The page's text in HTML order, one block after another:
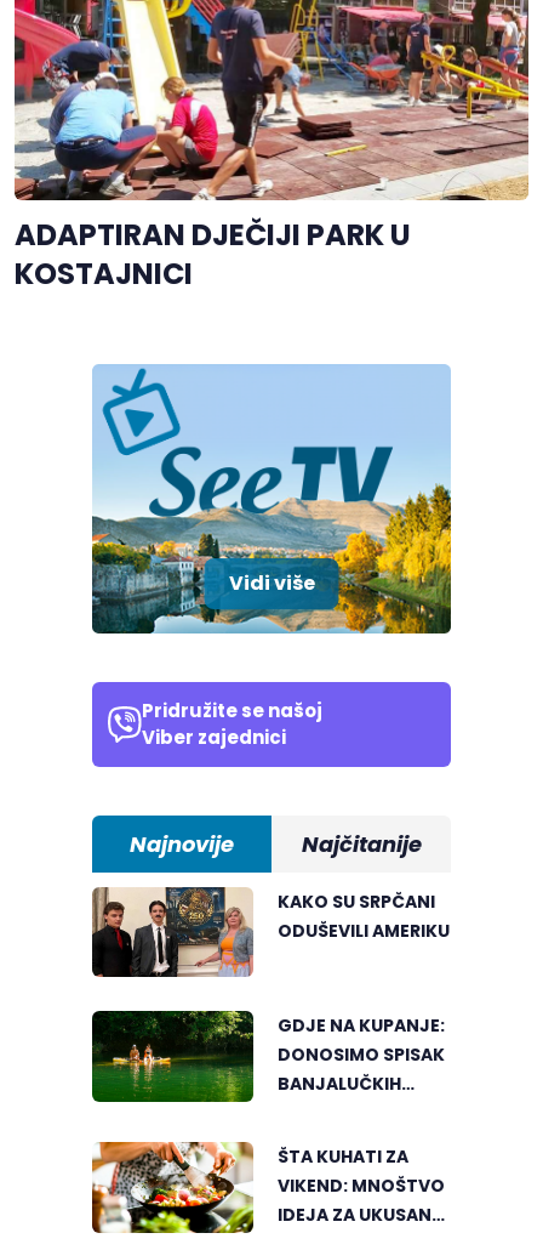
ADAPTIRAN DJEČIJI PARK U
KOSTAJNICI
Vidi više
Pridružite se našoj
Viber zajednici
Najnovije Najčitanije
KAKO SU SRPČANI
ODUŠEVILI AMERIKU
GDJE NA KUPANJE:
DONOSIMO SPISAK
BANJALUČKIH
OSVJEŽENJE
TEKOM LJETNIH
ŠTA KUHATI ZA
VIKEND: MNOŠTVO
IDEJA ZA UKUSAN